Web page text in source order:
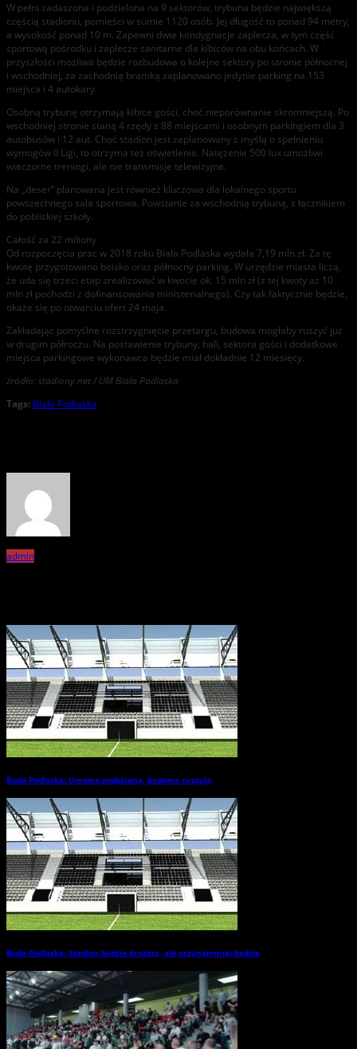
W pełni zadaszona i podzielona na 9 sektorów, trybuna będzie największą
częścią stadionu, pomieści w sumie 1120 osób. Jej długość to ponad 94 metry,
a wysokość ponad 10 m. Zapewni dwie kondygnacje zaplecza, w tym część
sportową pośrodku i zaplecze sanitarne dla kibiców na obu końcach. W
przyszłości możliwa będzie rozbudowa o kolejne sektory po stronie północnej
i wschodniej, za zachodnią bramką zaplanowano jedynie parking na 153
miejsca i 4 autokary.
Osobną trybunę otrzymają kibice gości, choć nieporównanie skromniejszą. Po
wschodniej stronie staną 4 rzędy z 88 miejscami i osobnym parkingiem dla 3
autobusów i 12 aut. Choć stadion jest zaplanowany z myślą o spełnieniu
wymogów II Ligi, to otrzyma też oświetlenie. Natężenie 500 lux umożliwi
wieczorne treningi, ale nie transmisje telewizyjne.
Na „deser” planowana jest również kluczowa dla lokalnego sportu
powszechnego sala sportowa. Powstanie za wschodnią trybuną, z łącznikiem
do pobliskiej szkoły.
Całość za 22 miliony
Od rozpoczęcia prac w 2018 roku Biała Podlaska wydała 7,19 mln zł. Za tę
kwotę przygotowano boisko oraz północny parking. W urzędzie miasta liczą,
że uda się trzeci etap zrealizować w kwocie ok. 15 mln zł (z tej kwoty aż 10
mln zł pochodzi z dofinansowania ministerialnego). Czy tak faktycznie będzie,
okaże się po otwarciu ofert 24 maja.
Zakładając pomyślne rozstrzygnięcie przetargu, budowa mogłaby ruszyć już
w drugim półroczu. Na postawienie trybuny, hali, sektora gości i dodatkowe
miejsca parkingowe wykonawca będzie miał dokładnie 12 miesięcy.
źródło: stadiony.net / UM Biała Podlaska
Tags: Biała Podlaska
admin
Biała Podlaska: Umowa podpisana, budowa ruszyła
Biała Podlaska: Stadion będzie droższy, ale przynajmniej będzie